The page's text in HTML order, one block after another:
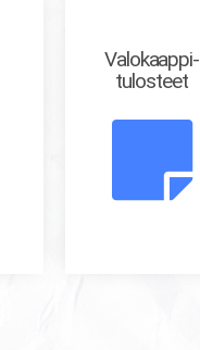
Valokaappi-
tulosteet